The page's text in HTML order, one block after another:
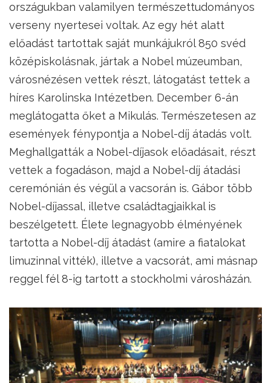
országukban valamilyen természettudományos
verseny nyertesei voltak. Az egy hét alatt
előadást tartottak saját munkájukról 850 svéd
középiskolásnak, jártak a Nobel múzeumban,
városnézésen vettek részt, látogatást tettek a
híres Karolinska Intézetben. December 6-án
meglátogatta őket a Mikulás. Természetesen az
események fénypontja a Nobel-díj átadás volt.
Meghallgatták a Nobel-díjasok előadásait, részt
vettek a fogadáson, majd a Nobel-díj átadási
ceremónián és végül a vacsorán is. Gábor több
Nobel-díjassal, illetve családtagjaikkal is
beszélgetett. Élete legnagyobb élményének
tartotta a Nobel-díj átadást (amire a fiatalokat
limuzinnal vitték), illetve a vacsorát, ami másnap
reggel fél 8-ig tartott a stockholmi városházán.